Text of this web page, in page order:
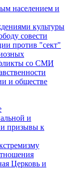
населением и
культуры
совести
против "сект"
со СМИ
и обществе
и
и призывы к
Церковь и